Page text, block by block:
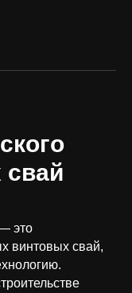
это
винтовых свай,